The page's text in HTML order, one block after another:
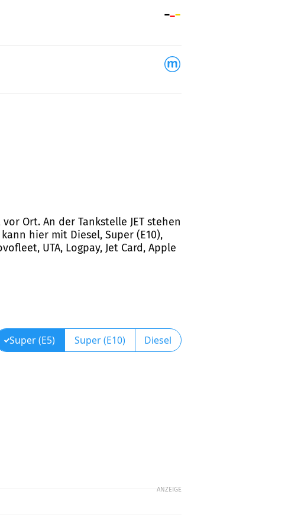
Ort. An der Tankstelle JET stehen
hier mit Diesel, Super (E10),
UTA, Logpay, Jet Card, Apple
Super (E5) Super (E10) Diesel
ANZEIGE